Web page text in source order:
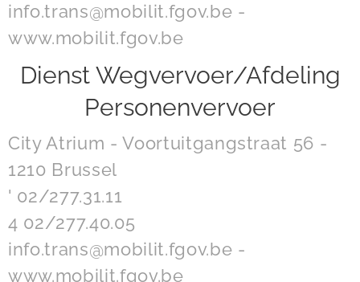
info.trans@mobilit.fgov.be -
www.mobilit.fgov.be
Dienst Wegvervoer/Afdeling
Personenvervoer
City Atrium - Voortuitgangstraat 56 -
1210 Brussel
' 02/277.31.11
4 02/277.40.05
info.trans@mobilit.fgov.be -
www.mobilit.fgov.be